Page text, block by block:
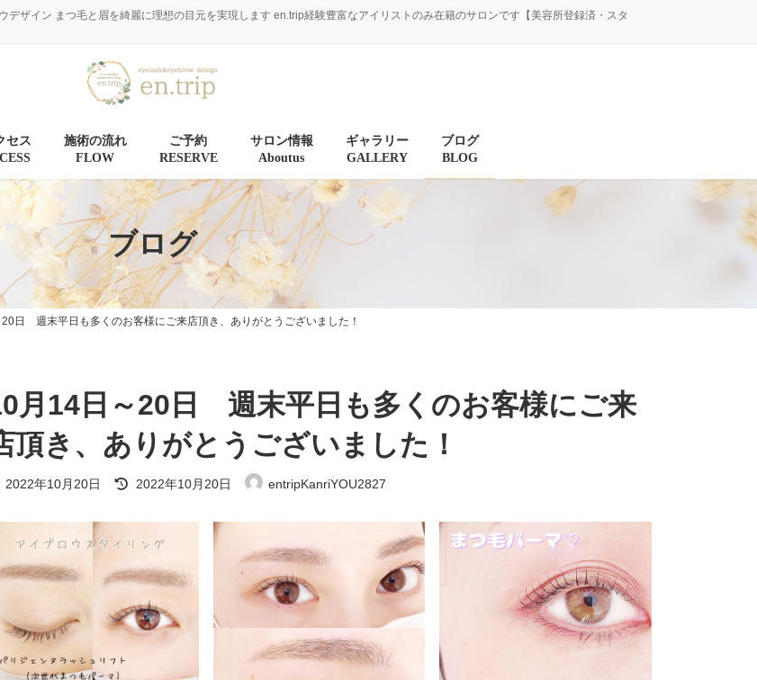
ザイン まつ毛と眉を綺麗に理想の目元を実現します en.trip経験豊富なアイリストのみ在籍のサロンです【美容所登録済・スタ
セス
施術の流れ
FLOW
ご予約
RESERVE
サロン情報
Aboutus
ギャラリー
GALLERY
ブログ
BLOG
ブログ
日 週末平日も多くのお客様にご来店頂き、ありがとうございました！
月14日～20日 週末平日も多くのお客様にご来
頂き、ありがとうございました！
2022年10月20日
最
終
新
日
:
2022年10月20日 entripKanriYOU2827